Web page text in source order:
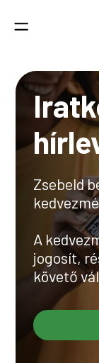
Zsebeld
A
jogosít,
követő